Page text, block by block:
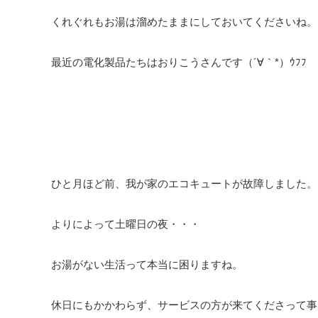
くれぐれもお湯は溜めたままにしておいてくださいね。
最近の電化製品たちはおりこうさんです（´∀｀*）ｳﾌﾌ
ひと月ほど前、我が家のエコキュートが故障しました。
よりによって土曜日の夜・・・
お湯がない生活って本当に困りますね。
休日にもかかわらず、サービスの方が来てくださって